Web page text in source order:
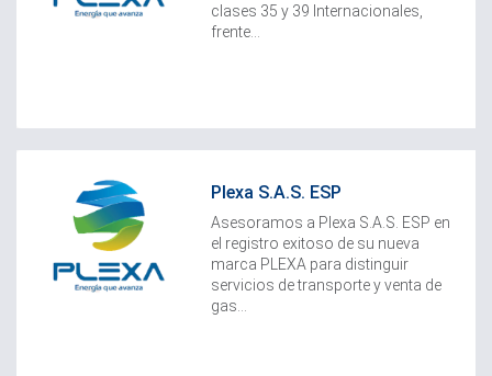
clases 35 y 39 Internacionales,
frente...
Plexa S.A.S. ESP
Asesoramos a Plexa S.A.S. ESP en
el registro exitoso de su nueva
marca PLEXA para distinguir
servicios de transporte y venta de
gas...